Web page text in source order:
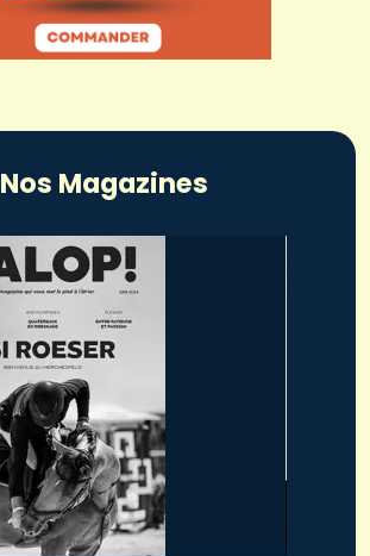
Nos Magazines